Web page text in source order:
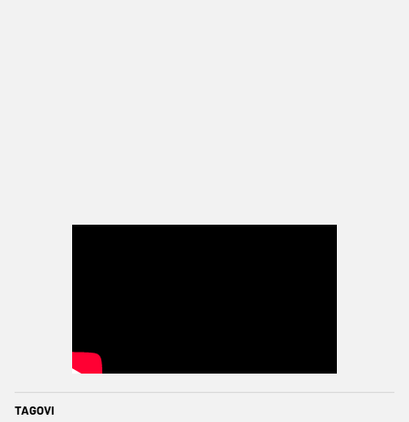
TAGOVI